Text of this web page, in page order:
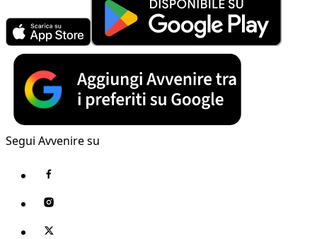
Segui Avvenire su